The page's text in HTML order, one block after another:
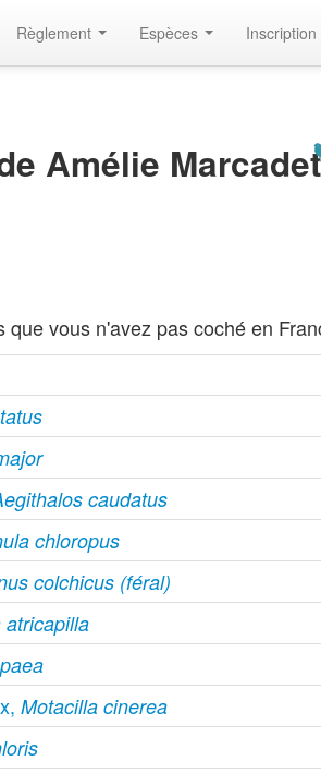
Règlement Espèces Inscription
Amélie Marcadet
que vous n'avez pas coché en
caudatus
chloropus
colchicus (féral)
atricapilla
Motacilla cinerea